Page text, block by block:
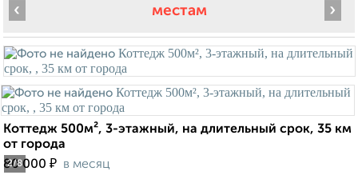
местам
2/8
‹ ›
Коттедж 500м², 3-этажный, на длительный срок, 35 км
от города
80 000 ₽ в месяц